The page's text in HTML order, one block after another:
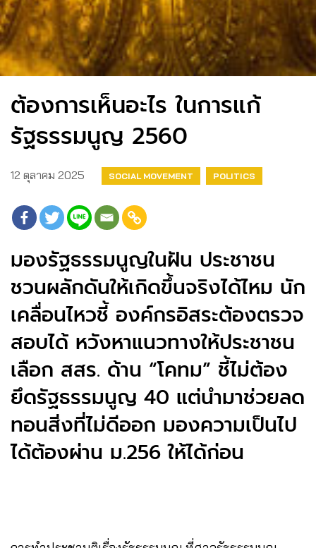
ต้องการเห็นอะไร ในการแก้
รัฐธรรมนูญ 2560
12 ตุลาคม 2025 SOCIAL MOVEMENT POLITICS
มองรัฐธรรมนูญในฝัน ประชาชน
ชวนผลักดันให้เกิดขึ้นจริงได้ไหม นัก
เคลื่อนไหวชี้ องค์กรอิสระต้องตรวจ
สอบได้ หวังหาแนวทางให้ประชาชน
เลือก สสร. ด้าน “โคทม” ชี้ไม่ต้อง
ยึดรัฐธรรมนูญ 40 แต่นำมาช่วยลด
ทอนสิ่งที่ไม่ดีออก มองความเป็นไป
ได้ต้องผ่าน ม.256 ให้ได้ก่อน